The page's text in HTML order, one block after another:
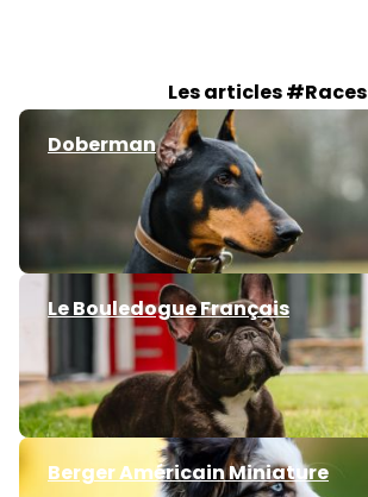
Les articles #Races
Doberman
Le Bouledogue Français
Berger Américain Miniature